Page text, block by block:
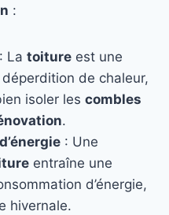
:
: La toiture est une
de chaleur,
isoler les combles
.
: Une
entraîne une
d’énergie,
hivernale.